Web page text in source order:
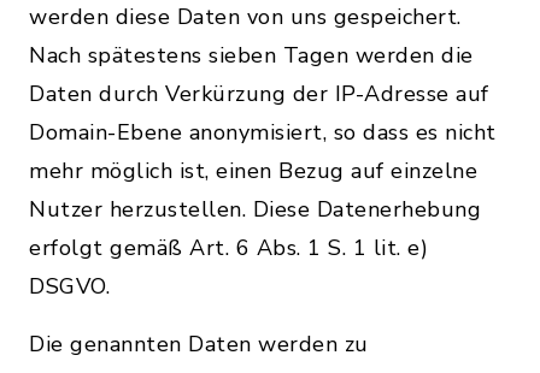
werden diese Daten von uns gespeichert.
Nach spätestens sieben Tagen werden die
Daten durch Verkürzung der IP-Adresse auf
Domain-Ebene anonymisiert, so dass es nicht
mehr möglich ist, einen Bezug auf einzelne
Nutzer herzustellen. Diese Datenerhebung
erfolgt gemäß Art. 6 Abs. 1 S. 1 lit. e)
DSGVO.
Die genannten Daten werden zu